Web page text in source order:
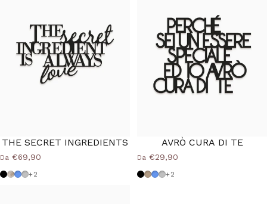
THE SECRET INGREDIENTS
Da €69,90
Nero
Shabby
Azzurro Polvere
Grigio Medio
+2
AVRÒ CURA DI TE
Da €29,90
Nero
Tortora
Azzurro Polvere
Grigio Medio
+2